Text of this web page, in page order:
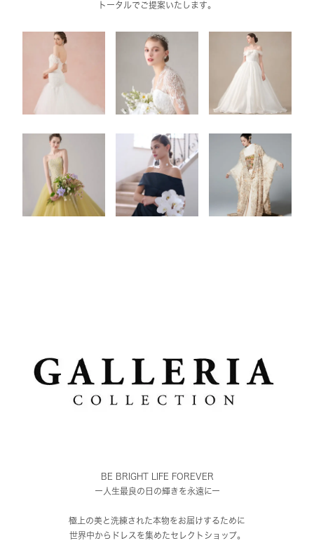
トータルでご提案いたします。
BE BRIGHT LIFE FOREVER
ー人生最良の日の輝きを永遠にー
極上の美と洗練された本物をお届けするために
世界中からドレスを集めたセレクトショップ。